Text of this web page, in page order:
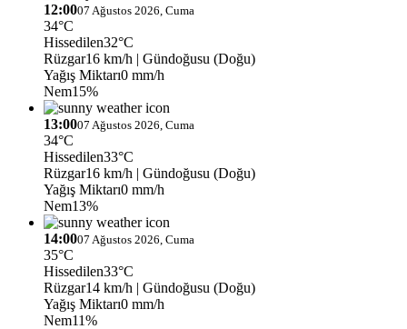
12:0007 Ağustos 2026, Cuma
34°C
Hissedilen32°C
Rüzgar16 km/h | Gündoğusu (Doğu)
Yağış Miktarı0 mm/h
Nem15%
13:0007 Ağustos 2026, Cuma
34°C
Hissedilen33°C
Rüzgar16 km/h | Gündoğusu (Doğu)
Yağış Miktarı0 mm/h
Nem13%
14:0007 Ağustos 2026, Cuma
35°C
Hissedilen33°C
Rüzgar14 km/h | Gündoğusu (Doğu)
Yağış Miktarı0 mm/h
Nem11%